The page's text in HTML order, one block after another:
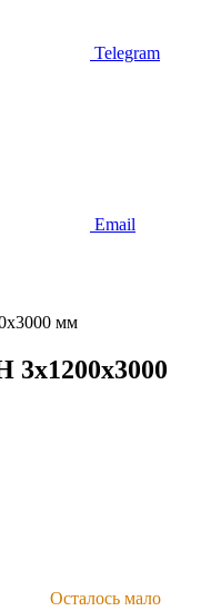
Telegram
Email
мм
Осталось мало